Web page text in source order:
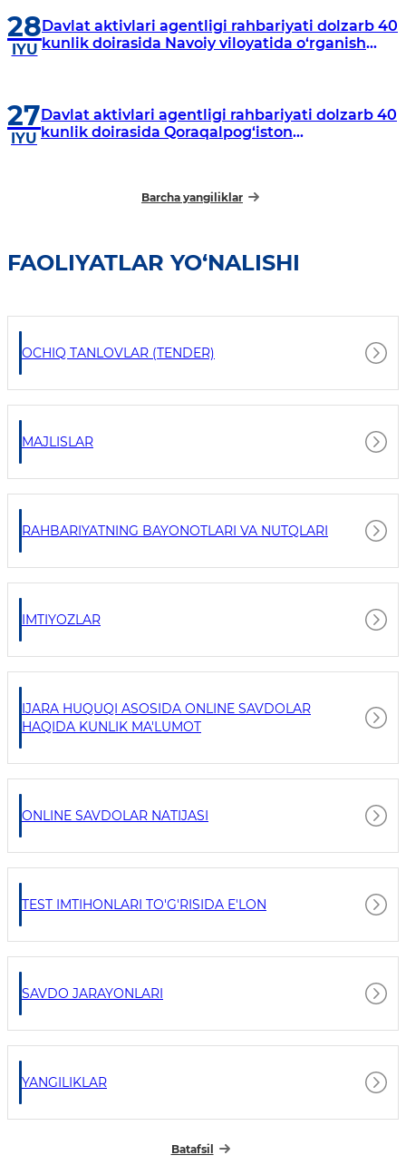
28
IYU
Davlat aktivlari agentligi rahbariyati dolzarb 40
kunlik doirasida Navoiy viloyatida o‘rganish
27
IYU
Davlat aktivlari agentligi rahbariyati dolzarb 40
kunlik doirasida Qoraqalpog‘iston
Barcha yangiliklar
FAOLIYATLAR YO‘NALISHI
OCHIQ TANLOVLAR (TENDER)
MAJLISLAR
RAHBARIYATNING BAYONOTLARI VA NUTQLARI
IMTIYOZLAR
IJARA HUQUQI ASOSIDA ONLINE SAVDOLAR
HAQIDA KUNLIK MA'LUMOT
ONLINE SAVDOLAR NATIJASI
TEST IMTIHONLARI TO'G'RISIDA E'LON
SAVDO JARAYONLARI
YANGILIKLAR
Batafsil